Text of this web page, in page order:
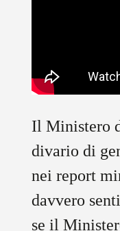
Il Ministero
divario di
nei report
davvero
se il